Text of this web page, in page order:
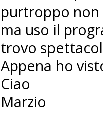
purtroppo non
ma uso il
trovo
Appena ho
Ciao
Marzio